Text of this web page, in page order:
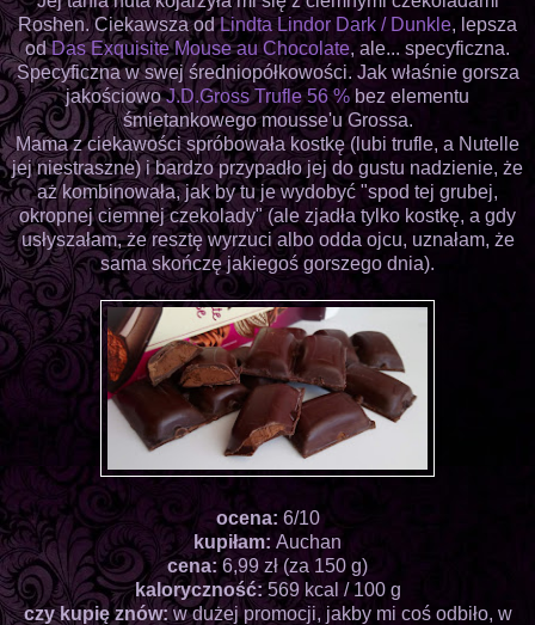
Roshen. Ciekawsza odLindta Lindor Dark / Dunkle, lepsza
odDas Exquisite Mouse au Chocolate, ale... specyficzna.
Specyficzna w swej średniopółkowości. Jak właśnie gorsza
jakościowoJ.D.Gross Trufle 56 % bez elementu
śmietankowego mousse'u Grossa.
Mama z ciekawości spróbowała kostkę (lubi trufle, a Nutelle
jej niestraszne) i bardzo przypadło jej do gustu nadzienie, że
aż kombinowała, jak by tu je wydobyć "spod tej grubej,
okropnej ciemnej czekolady" (ale zjadła tylko kostkę, a gdy
usłyszałam, że resztę wyrzuci albo odda ojcu, uznałam, że
sama skończę jakiegoś gorszego dnia).
ocena: 6/10
kupiłam: Auchan
cena: 6,99 zł (za 150 g)
kaloryczność: 569 kcal / 100 g
czy kupię znów:w dużej promocji, jakby mi coś odbiło, w